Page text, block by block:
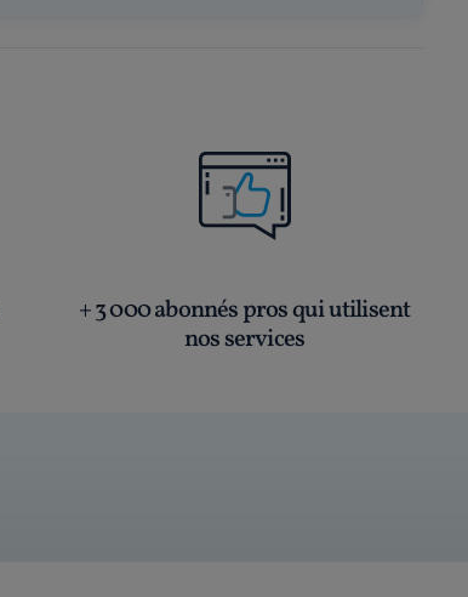
+ 3 000 abonnés pros qui utilisent
nos services